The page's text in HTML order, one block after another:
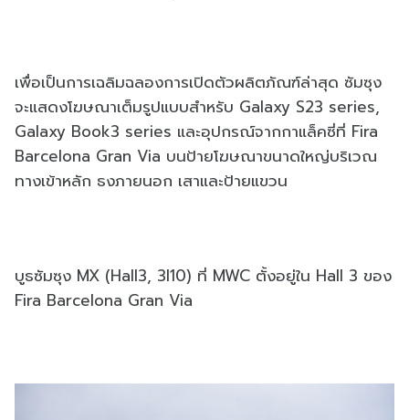
เพื่อเป็นการเฉลิมฉลองการเปิดตัวผลิตภัณฑ์ล่าสุด ซัมซุง
จะแสดงโฆษณาเต็มรูปแบบสำหรับ Galaxy S23 series,
Galaxy Book3 series และอุปกรณ์จากกาแล็คซี่ที่ Fira
Barcelona Gran Via บนป้ายโฆษณาขนาดใหญ่บริเวณ
ทางเข้าหลัก ธงภายนอก เสาและป้ายแขวน
บูธซัมซุง MX (Hall3, 3I10) ที่ MWC ตั้งอยู่ใน Hall 3 ของ
Fira Barcelona Gran Via